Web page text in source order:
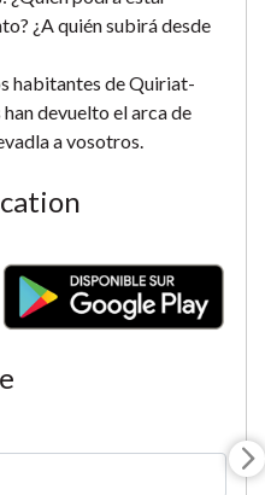
¿A quién subirá desde
habitantes de Quiriat-
devuelto el arca de
a vosotros.